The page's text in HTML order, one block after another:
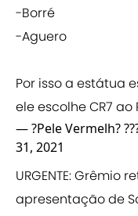
-Borré
-Aguero
Por isso a estátua
ele escolhe CR7 ao
— ?Pele Vermelh?
31, 2021
URGENTE: Grêmio
apresentação de